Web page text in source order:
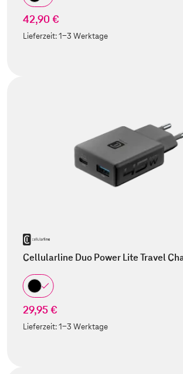
42,90 €
Lieferzeit:1-3 Werktage
Cellularline Duo Power Lite Travel
29,95 €
Lieferzeit:1-3 Werktage